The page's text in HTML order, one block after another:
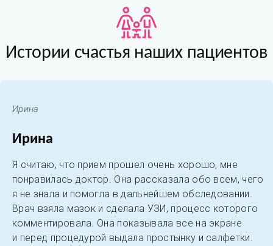
Истории счастья наших пациентов
Ирина
Ирина
Я считаю, что прием прошел очень хорошо, мне
понравилась доктор. Она рассказала обо всем, чего
я не знала и помогла в дальнейшем обследовании.
Врач взяла мазок и сделала УЗИ, процесс которого
комментировала. Она показывала все на экране
и перед процедурой выдала простынку и салфетки.